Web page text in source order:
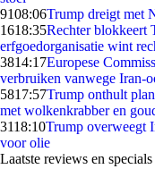
9108:06Trump dreigt met
1618:35Rechter blokkeert
erfgoedorganisatie wint
3814:17Europese
verbruiken vanwege Iran-
5817:57Trump onthult
met wolkenkrabber en
3118:10Trump overweegt
voor olie
Laatste reviews en specials